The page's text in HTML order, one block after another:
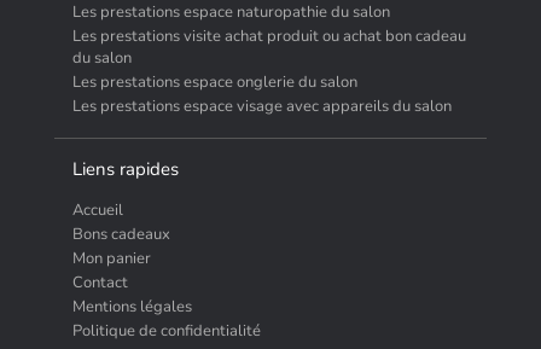
Les prestations espace naturopathie du salon
Les prestations visite achat produit ou achat bon cadeau
du salon
Les prestations espace onglerie du salon
Les prestations espace visage avec appareils du salon
Liens rapides
Accueil
Bons cadeaux
Mon panier
Contact
Mentions légales
Politique de confidentialité